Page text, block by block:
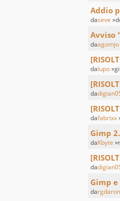
Addio
daseve
Avviso
daagomjo
dalupo
da
dafabrixx
Gimp
daKbyte
da
Gimp
da